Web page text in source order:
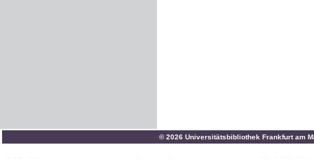
© 2026 Universitätsbibliothek Frankfurt am